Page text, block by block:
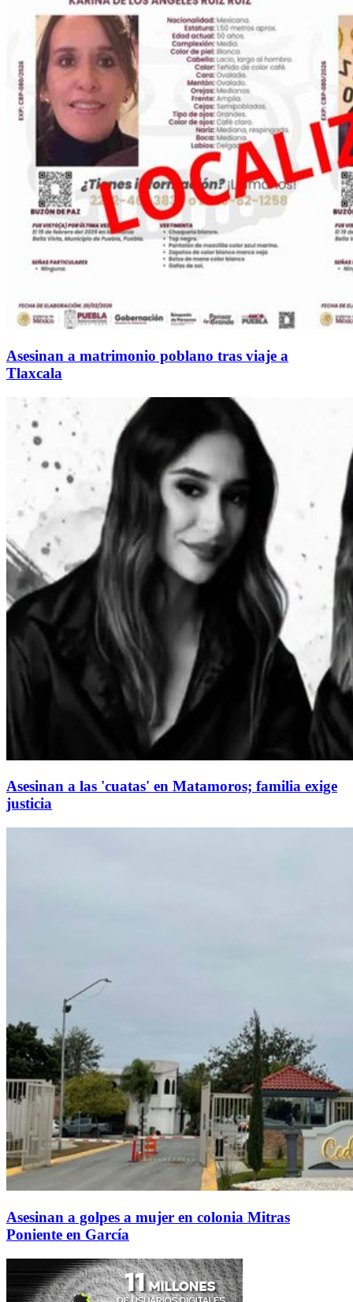
Asesinan a matrimonio poblano tras viaje a
Tlaxcala
Asesinan a las 'cuatas' en Matamoros; familia exige
justicia
Asesinan a golpes a mujer en colonia Mitras
Poniente en García